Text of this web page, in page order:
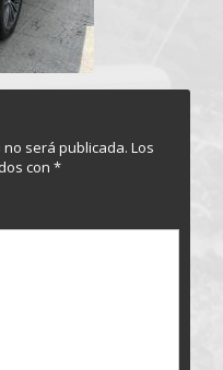
será publicada. Los
con *